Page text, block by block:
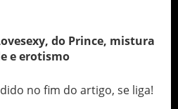
do Prince, mistura
e erotismo
no fim do artigo, se liga!